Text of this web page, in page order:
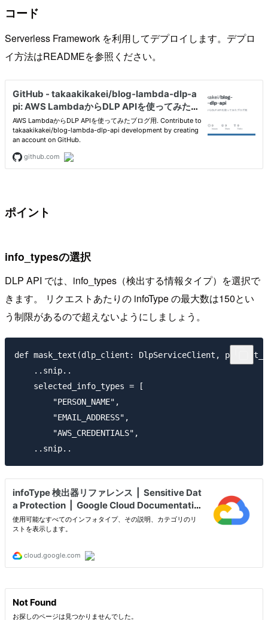
コード
Serverless Framework を利用してデプロイします。デプロ
イ方法はREADMEを参照ください。
ポイント
info_typesの選択
DLP API では、info_types（検出する情報タイプ）を選択で
きます。 リクエストあたりの infoType の最大数は150とい
う制限があるので超えないようにしましょう。
def mask_text(dlp_client: DlpServiceClient,
    ..snip..
    selected_info_types = [
        "PERSON_NAME",
        "EMAIL_ADDRESS",
        "AWS_CREDENTIALS",